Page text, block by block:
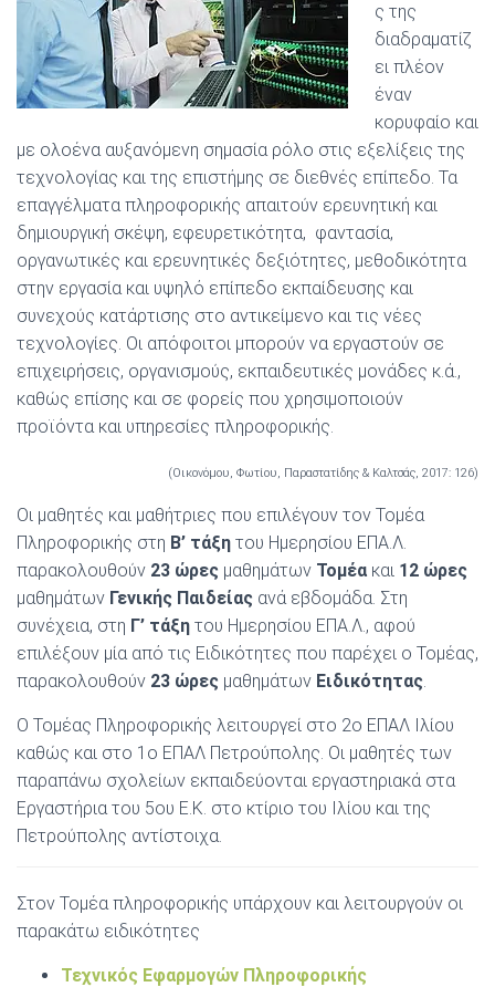
ς της
διαδραματίζ
ει πλέον
έναν
κορυφαίο και
με ολοένα αυξανόμενη σημασία ρόλο στις εξελίξεις της
τεχνολογίας και της επιστήμης σε διεθνές επίπεδο. Τα
επαγγέλματα πληροφορικής απαιτούν ερευνητική και
δημιουργική σκέψη, εφευρετικότητα, φαντασία,
οργανωτικές και ερευνητικές δεξιότητες, μεθοδικότητα
στην εργασία και υψηλό επίπεδο εκπαίδευσης και
συνεχούς κατάρτισης στο αντικείμενο και τις νέες
τεχνολογίες. Οι απόφοιτοι μπορούν να εργαστούν σε
επιχειρήσεις, οργανισμούς, εκπαιδευτικές μονάδες κ.ά.,
καθώς επίσης και σε φορείς που χρησιμοποιούν
προϊόντα και υπηρεσίες πληροφορικής.
(Οικονόμου, Φωτίου, Παραστατίδης & Καλτσάς, 2017: 126)
Οι μαθητές και μαθήτριες που επιλέγουν τον Τομέα
Πληροφορικής στη Β’ τάξη του Ημερησίου ΕΠΑ.Λ.
παρακολουθούν 23 ώρες μαθημάτων Τομέα και 12 ώρες
μαθημάτων Γενικής Παιδείας ανά εβδομάδα. Στη
συνέχεια, στη Γ’ τάξη του Ημερησίου ΕΠΑ.Λ., αφού
επιλέξουν μία από τις Ειδικότητες που παρέχει ο Τομέας,
παρακολουθούν 23 ώρες μαθημάτων Ειδικότητας.
Ο Τομέας Πληροφορικής λειτουργεί στο 2ο ΕΠΑΛ Ιλίου
καθώς και στο 1ο ΕΠΑΛ Πετρούπολης. Οι μαθητές των
παραπάνω σχολείων εκπαιδεύονται εργαστηριακά στα
Εργαστήρια του 5ου Ε.Κ. στο κτίριο του Ιλίου και της
Πετρούπολης αντίστοιχα.
Στον Τομέα πληροφορικής υπάρχουν και λειτουργούν οι
παρακάτω ειδικότητες
Τεχνικός Εφαρμογών Πληροφορικής